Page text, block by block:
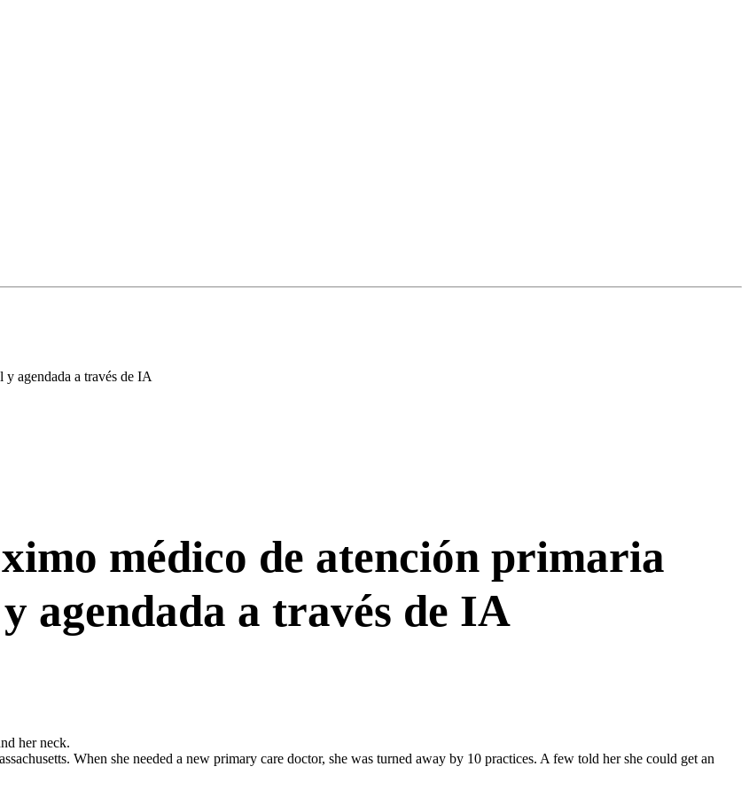
agendada a través de IA
médico de atención primaria
agendada a través de IA
When she needed a new primary care doctor, she was turned away by 10 practices. A few told her she could get an